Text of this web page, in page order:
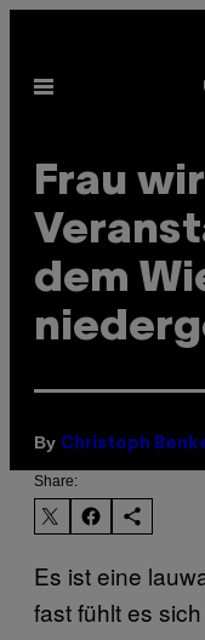
content
Open
Frau
dem
By Christoph
Share:
Es ist eine
fast fühlt es